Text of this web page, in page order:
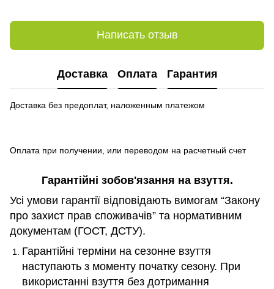
Написать отзыв
Доставка Оплата Гарантия
Доставка без предоплат, наложенным платежом
Оплата при получении, или переводом на расчетный счет
Гарантійні зобов'язання на взуття.
Усі умови гарантії відповідають вимогам “Закону
про захист прав споживачів” та нормативним
документам (ГОСТ, ДСТУ).
Гарантійні терміни на сезонне взуття
наступають з моменту початку сезону. При
використанні взуття без дотримання